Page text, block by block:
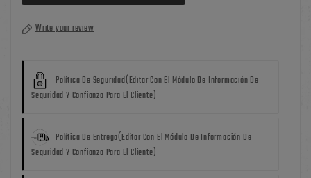
Write your review
Política De Seguridad(editar Con El Módulo De Información De
Seguridad Y Confianza Para El Cliente)
Política De Entrega(editar Con El Módulo De Información De
Seguridad Y Confianza Para El Cliente)